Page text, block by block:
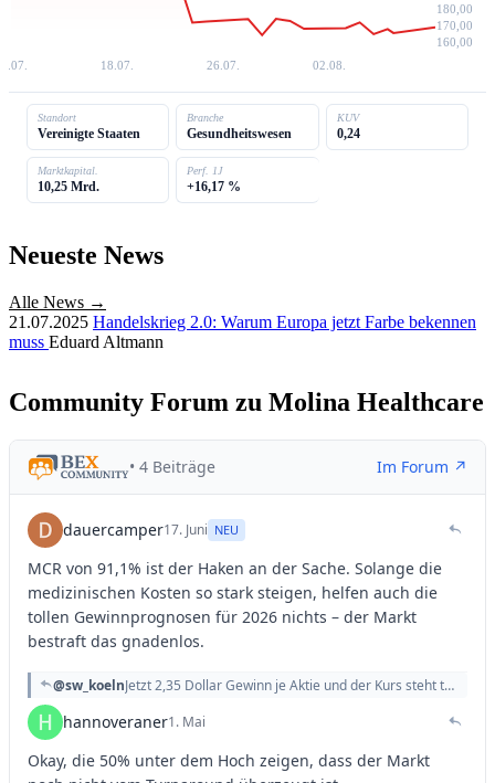
180,00
170,00
160,00
18.07. 26.07. 02.08.
Standort
Vereinigte Staaten
Branche
Gesundheitswesen
KUV
0,24
Marktkapital.
10,25 Mrd.
Perf. 1J
+16,17 %
Neueste News
Alle News →
21.07.2025 Handelskrieg 2.0: Warum Europa jetzt Farbe bekennen
muss Eduard Altmann
Community Forum zu Molina Healthcare